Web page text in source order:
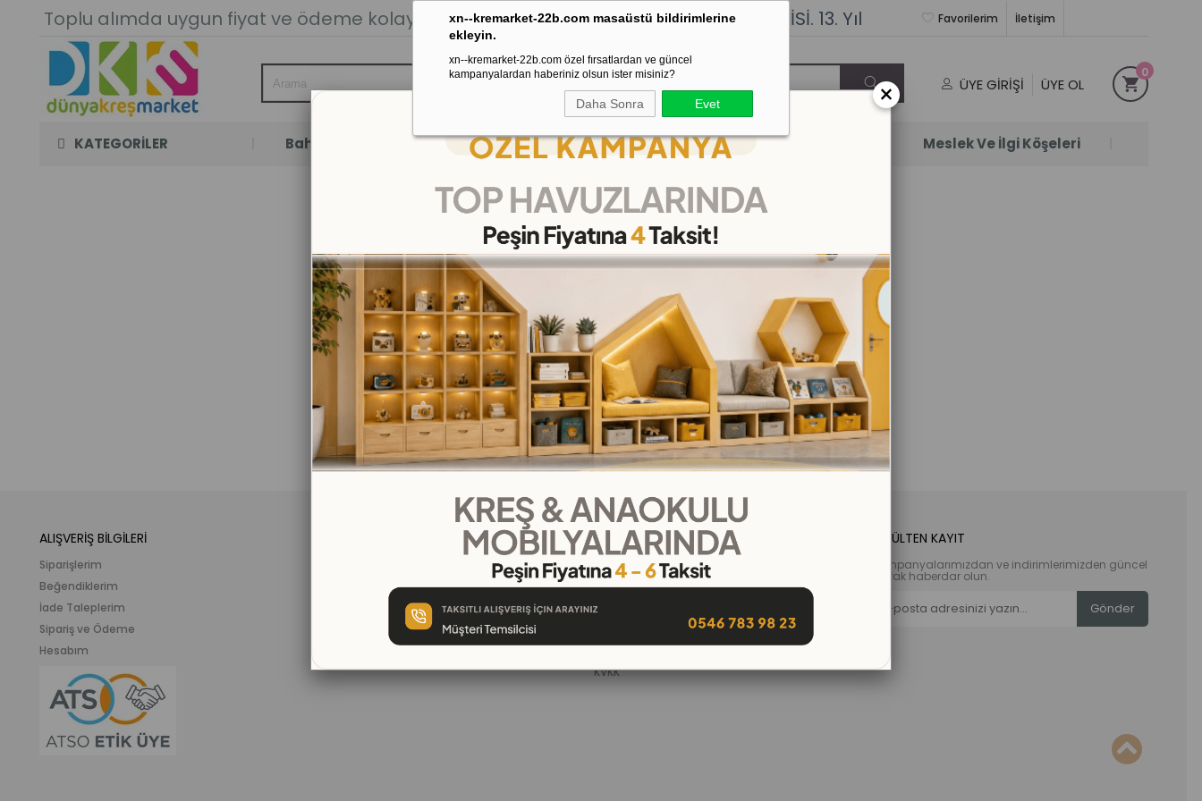
xn--kremarket-22b.com masaüstü bildirimlerine
ekleyin.
xn--kremarket-22b.com özel fırsatlardan ve güncel
kampanyalardan haberiniz olsun ister misiniz?
Daha Sonra Evet
Toplu alımda uygun fiyat ve ödeme kolaylığı. Stoktan Gönderim.% 100İADEGARANTİSİ. 13. Yıl İletişim
Favorilerim
ÜYE GIRIŞI ÜYE OL
0
KATEGORİLER Bahçe Oyun Odası Kaydırak Salıncak Tahterevalli Çok Satanlar Meslek Ve İlgi Köşeleri
ALIŞVERİŞ BİLGİLERİ
Siparişlerim
Beğendiklerim
İade Taleplerim
Sipariş ve Ödeme
Hesabım
Meslek ve İlgi Köşeleri
Eğitici Plastik Oyuncak
KURUMSAL
Hakkımızda
İletişim
Banka Hesap Numaraları
Gizlilik ve Güvenlik
Garanti ve İade
KVKK
E-BÜLTEN KAYIT
Kampanyalarımızdan ve indirimlerimizden güncel
olarak haberdar olun.
Gönder
×